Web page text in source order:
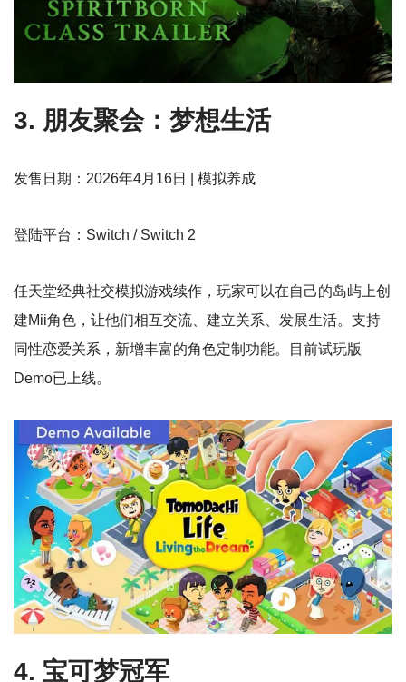
3. 朋友聚会：梦想生活
发售日期：2026年4月16日 | 模拟养成
登陆平台：Switch / Switch 2
任天堂经典社交模拟游戏续作，玩家可以在自己的岛屿上创
建Mii角色，让他们相互交流、建立关系、发展生活。支持
同性恋爱关系，新增丰富的角色定制功能。目前试玩版
Demo已上线。
4. 宝可梦冠军